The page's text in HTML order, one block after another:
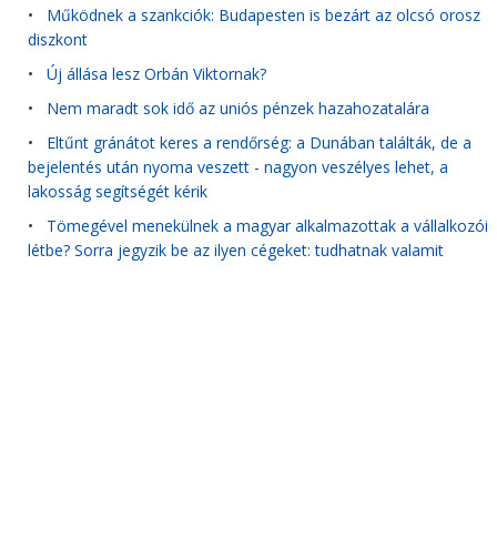
• Működnek a szankciók: Budapesten is bezárt az olcsó orosz
diszkont
• Új állása lesz Orbán Viktornak?
• Nem maradt sok idő az uniós pénzek hazahozatalára
• Eltűnt gránátot keres a rendőrség: a Dunában találták, de a
bejelentés után nyoma veszett - nagyon veszélyes lehet, a
lakosság segítségét kérik
• Tömegével menekülnek a magyar alkalmazottak a vállalkozói
létbe? Sorra jegyzik be az ilyen cégeket: tudhatnak valamit